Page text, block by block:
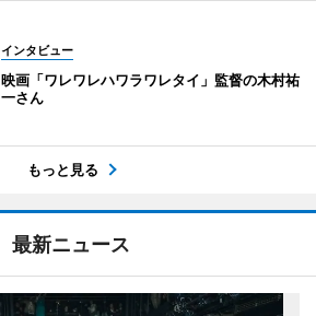
インタビュー
映画「ワレワレハワラワレタイ」監督の木村祐
一さん
もっと見る
最新ニュース